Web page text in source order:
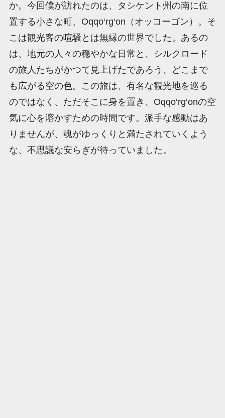
か。今回僕が訪れたのは、タシケント州の南に位
置する小さな町、Oqqo‘rg‘on（オッコーゴン）。そ
こは観光客の喧騒とは無縁の世界でした。あるの
は、地元の人々の穏やかな日常と、シルクロード
の旅人たちがかつて見上げたであろう、どこまで
も広がる空の色。この旅は、有名な観光地を巡る
のではなく、ただそこに身を置き、Oqqo‘rg‘onの空
気に心を溶かすための時間です。派手な感動はあ
りませんが、魂がゆっくりと満たされていくよう
な、不思議な安らぎが待っていました。